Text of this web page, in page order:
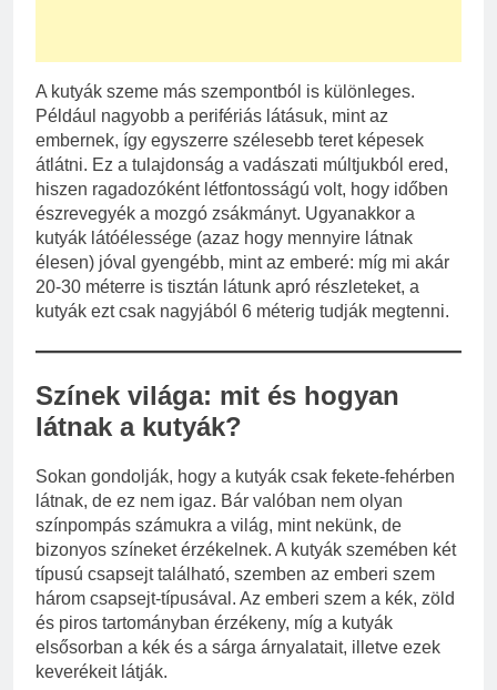
A kutyák szeme más szempontból is különleges.
Például nagyobb a perifériás látásuk, mint az
embernek, így egyszerre szélesebb teret képesek
átlátni. Ez a tulajdonság a vadászati múltjukból ered,
hiszen ragadozóként létfontosságú volt, hogy időben
észrevegyék a mozgó zsákmányt. Ugyanakkor a
kutyák látóélessége (azaz hogy mennyire látnak
élesen) jóval gyengébb, mint az emberé: míg mi akár
20-30 méterre is tisztán látunk apró részleteket, a
kutyák ezt csak nagyjából 6 méterig tudják megtenni.
Színek világa: mit és hogyan
látnak a kutyák?
Sokan gondolják, hogy a kutyák csak fekete-fehérben
látnak, de ez nem igaz. Bár valóban nem olyan
színpompás számukra a világ, mint nekünk, de
bizonyos színeket érzékelnek. A kutyák szemében két
típusú csapsejt található, szemben az emberi szem
három csapsejt-típusával. Az emberi szem a kék, zöld
és piros tartományban érzékeny, míg a kutyák
elsősorban a kék és a sárga árnyalatait, illetve ezek
keverékeit látják.